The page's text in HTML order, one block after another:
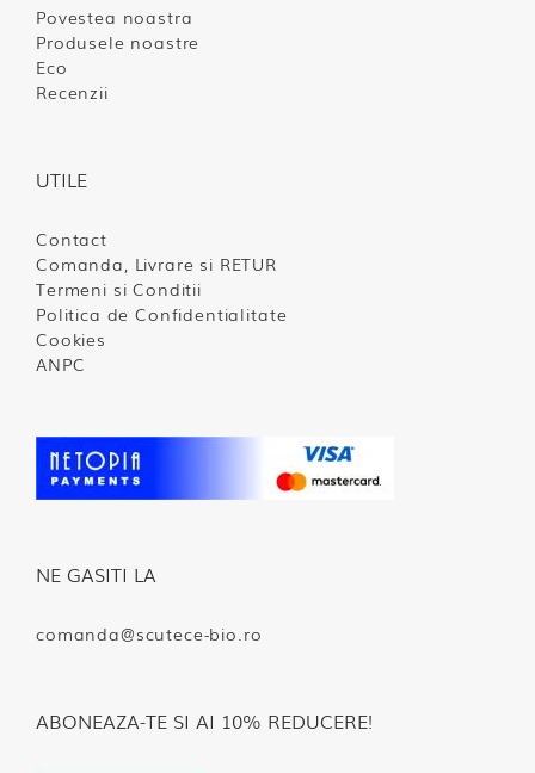
Povestea noastra
Produsele noastre
Eco
Recenzii
UTILE
Contact
Comanda, Livrare si RETUR
Termeni si Conditii
Politica de Confidentialitate
Cookies
ANPC
NE GASITI LA
comanda@scutece-bio.ro
ABONEAZA-TE SI AI 10% REDUCERE!